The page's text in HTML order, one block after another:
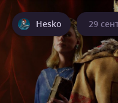
Hesko 29